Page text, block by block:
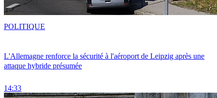
L'Allemagne renforce la sécurité à l'aéroport de Leipzig après une
attaque hybride présumée
14:33
POLITIQUE